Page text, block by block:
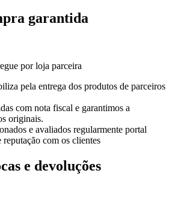
garantida
por loja parceira
pela entrega dos produtos de parceiros
com nota fiscal e garantimos a
originais.
e avaliados regularmente portal
com os clientes
e devoluções